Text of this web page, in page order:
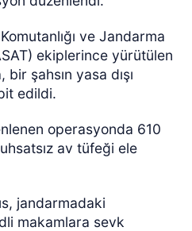
ve Jandarma
ekiplerince yürütülen
bir şahsın yasa dışı
edildi.
operasyonda 610
av tüfeği ele
jandarmadaki
makamlara sevk